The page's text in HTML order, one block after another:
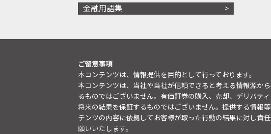
金融用語集
ご留意事項
本コンテンツは、情報提供を目的として行っております。
本コンテンツは、当社や当社が信頼できると考える情報源か
るものではございません。有価証券の購入、売却、デリバテ
将来の結果を保証するものではございません。提供する情報
テンツの内容に依拠してお客様が取った行動の結果に対し責
願いいたします。